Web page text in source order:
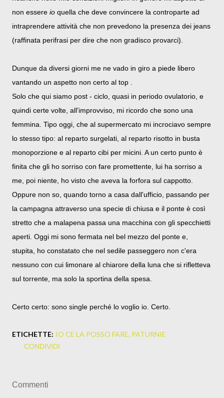
non essere io quella che deve convincere la controparte ad
intraprendere attività che non prevedono la presenza dei jeans
(raffinata perifrasi per dire che non gradisco provarci).
Dunque da diversi giorni me ne vado in giro a piede libero
vantando un aspetto non certo al top .
Solo che qui siamo post - ciclo, quasi in periodo ovulatorio, e
quindi certe volte, all'improvviso, mi ricordo che sono una
femmina. Tipo oggi, che al supermercato mi incrociavo sempre
lo stesso tipo: al reparto surgelati, al reparto risotto in busta
monoporzione e al reparto cibi per micini. A un certo punto è
finita che gli ho sorriso con fare promettente, lui ha sorriso a
me, poi niente, ho visto che aveva la forfora sul cappotto.
Oppure non so, quando torno a casa dall'ufficio, passando per
la campagna attraverso una specie di chiusa e il ponte è così
stretto che a malapena passa una macchina con gli specchietti
aperti. Oggi mi sono fermata nel bel mezzo del ponte e,
stupita, ho constatato che nel sedile passeggero non c'era
nessuno con cui limonare al chiarore della luna che si rifletteva
sul torrente, ma solo la sportina della spesa.
Certo certo: sono single perché lo voglio io. Certo.
ETICHETTE: IO CE LA POSSO FARE PATURNIE
CONDIVIDI
Commenti